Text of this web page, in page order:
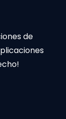
de